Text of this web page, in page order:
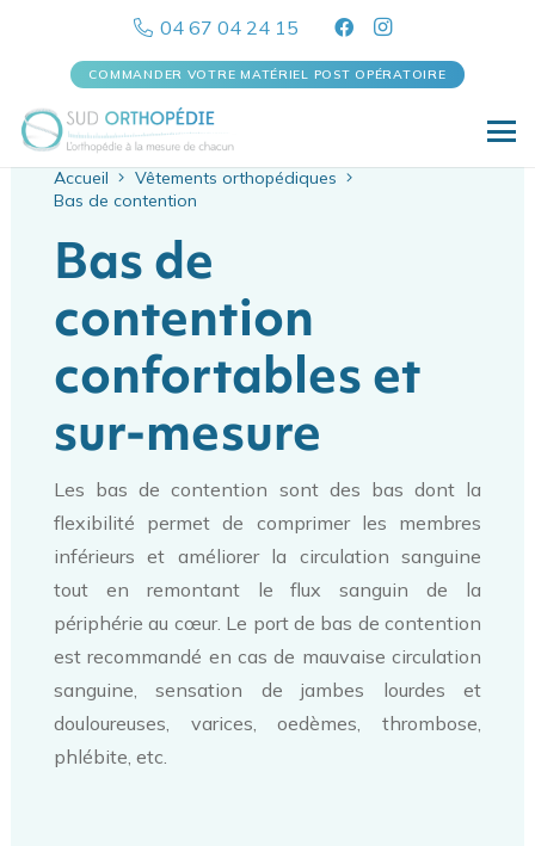
04 67 04 24 15
COMMANDER VOTRE MATÉRIEL POST OPÉRATOIRE
Accueil
Vêtements orthopédiques
Bas de contention
Bas de
contention
confortables et
sur-mesure
Les bas de contention sont des bas dont la
flexibilité permet de comprimer les membres
inférieurs et améliorer la circulation sanguine
tout en remontant le flux sanguin de la
périphérie au cœur. Le port de bas de contention
est recommandé en cas de mauvaise circulation
sanguine, sensation de jambes lourdes et
douloureuses, varices, oedèmes, thrombose,
phlébite, etc.